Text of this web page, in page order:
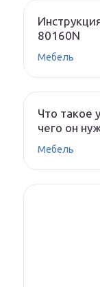
80160N
Мебель
Что такое
чего он
Мебель